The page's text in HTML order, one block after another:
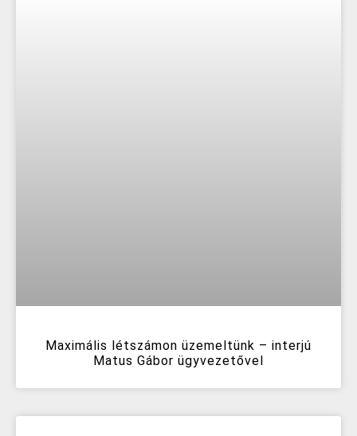
Maximális létszámon üzemeltünk – interjú
Matus Gábor ügyvezetővel